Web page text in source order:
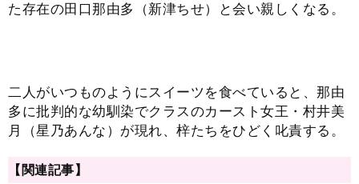
た存在の田口那由多（新津ちせ）と会い親しくなる。
二人がいつものようにスイーツを食べていると、那由
多に批判的な幼馴染でクラスのカースト女王・村井美
月（星乃あんな）が現れ、梓たちをひどく叱責する。
【関連記事】